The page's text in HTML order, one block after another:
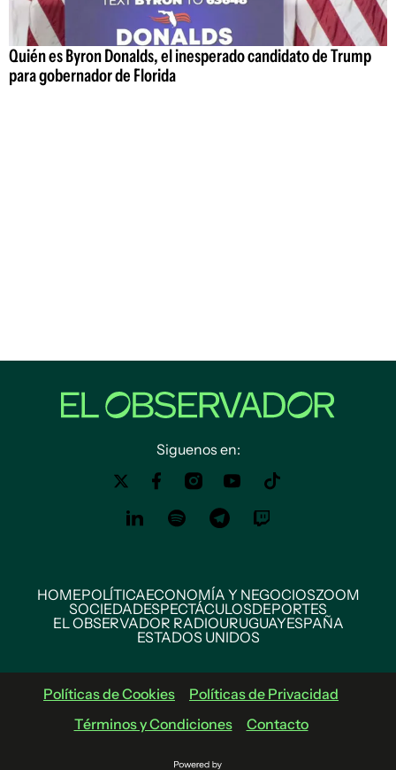
Quién es Byron Donalds, el inesperado candidato de Trump
para gobernador de Florida
Siguenos en:
HOMEPOLÍTICAECONOMÍA Y NEGOCIOSZOOM
SOCIEDADESPECTÁCULOSDEPORTES
EL OBSERVADOR RADIOURUGUAYESPAÑA
ESTADOS UNIDOS
Políticas de Cookies
Políticas de Privacidad
Términos y Condiciones
Contacto